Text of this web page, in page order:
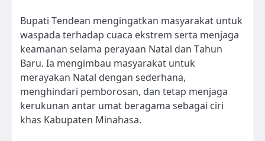
Bupati Tendean mengingatkan masyarakat untuk
waspada terhadap cuaca ekstrem serta menjaga
keamanan selama perayaan Natal dan Tahun
Baru. Ia mengimbau masyarakat untuk
merayakan Natal dengan sederhana,
menghindari pemborosan, dan tetap menjaga
kerukunan antar umat beragama sebagai ciri
khas Kabupaten Minahasa.